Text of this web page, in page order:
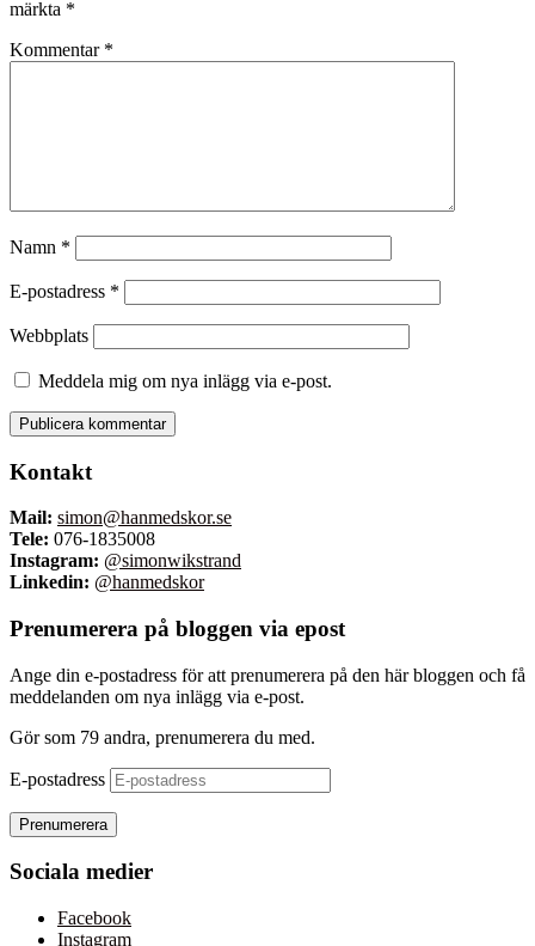
märkta *
Kommentar *
Namn *
E-postadress *
Webbplats
Meddela mig om nya inlägg via e-post.
Kontakt
Mail: simon@hanmedskor.se
Tele: 076-1835008
Instagram: @simonwikstrand
Linkedin: @hanmedskor
Prenumerera på bloggen via epost
Ange din e-postadress för att prenumerera på den här bloggen och få
meddelanden om nya inlägg via e-post.
Gör som 79 andra, prenumerera du med.
E-postadress
Prenumerera
Sociala medier
Facebook
Instagram